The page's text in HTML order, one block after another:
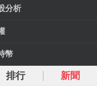
分析
幣
排行 新聞